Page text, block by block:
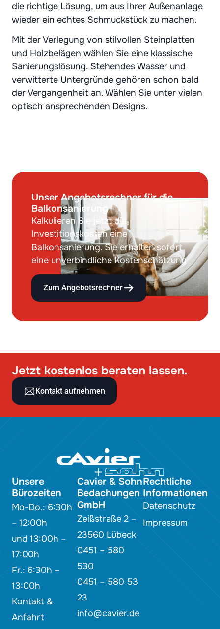
die richtige Lösung, um aus Ihrer Außenanlage
wieder ein echtes Schmuckstück zu machen.
Mit der Verlegung von stilvollen Steinplatten
und Holzbelägen wählen Sie eine klassische
Sanierungslösung. Stehendes Wasser und
verwitterte Untergründe gehören schon bald
der Vergangenheit an. Wählen Sie unter vielen
optisch ansprechenden Designs.
Unser Angebotsrechner für die
Balkonsanierung
Kalkulieren Sie jetzt die
Investitionskosten eine
Balkonsanierung. Sie erhalten sofort
eine unverbindliche Kostenschätzung
Zum Angebotsrechner
Jetzt kostenlos beraten lassen.
Kontakt aufnehmen
Unsere
Bürozeiten
Mo-Do.: 6:30h
– 12:00h
und 13:00h –
17:00h
Fr.: 6:30h –
13:00h
Kontakt &
Anfahrt
Cavier & Sohn
Bedachungen
GmbH
Zeißstraße 2 –
23560 Lübeck
0451 – 580
530
0451 – 580 53
23
info@cavier.de
Rechtliche
Informationen
Datenschutz
Impressum